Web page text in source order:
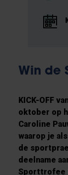
Win de
KICK-OFF
oktober op
Caroline
waarop je
de
deelname
Sporttrofee